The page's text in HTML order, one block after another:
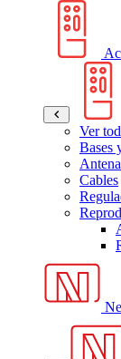
Ver
Bases
Cables